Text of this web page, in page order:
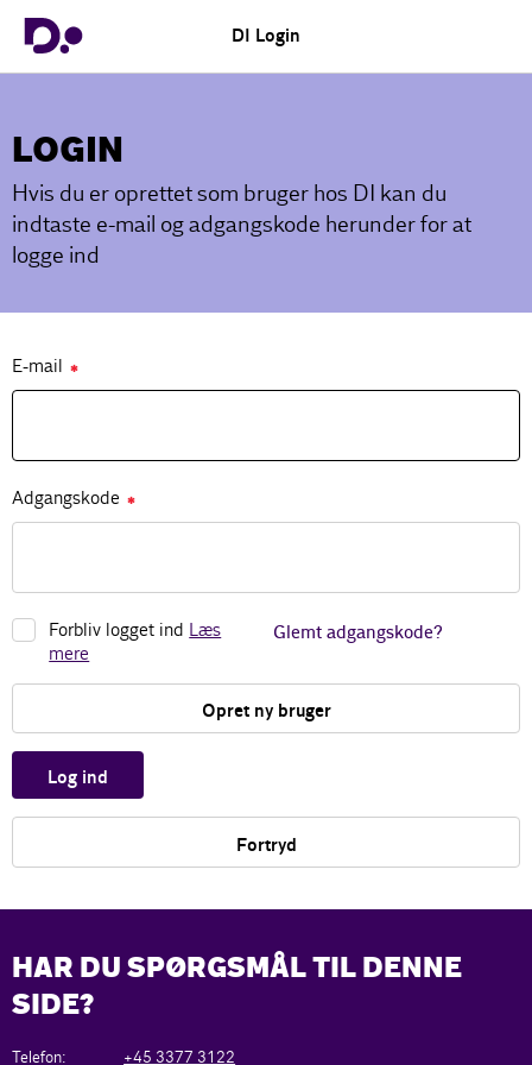
DI Login
LOGIN
Hvis du er oprettet som bruger hos DI kan du
indtaste e-mail og adgangskode herunder for at
logge ind
E-mail ✱
Adgangskode ✱
Forbliv logget ind Læs
mere
Glemt adgangskode?
Opret ny bruger
Log ind
Fortryd
HAR DU SPØRGSMÅL TIL DENNE
SIDE?
Telefon: +45 3377 3122